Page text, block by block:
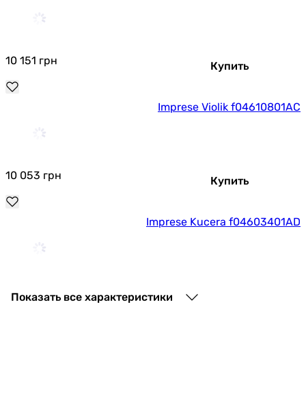
10 151 грн Купить
Imprese Violik f04610801AC
10 053 грн Купить
Imprese Kucera f04603401AD
9 400
Показать все характеристики